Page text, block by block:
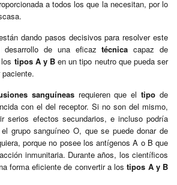
a todos los que la necesitan, por lo
dando pasos decisivos para resolver este
desarrollo de una eficaztécnica capaz de
tipos A y B en un tipo neutro que pueda ser
sanguíneasrequieren que eltipo de
con el del receptor. Si no son del mismo,
serios efectos secundarios, e incluso podría
grupo sanguíneo O, que se puede donar de
porque no posee los antígenos A o B que
inmunitaria. Durante años, los científicos
forma eficiente de convertir a lostipos A y B